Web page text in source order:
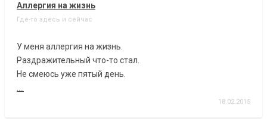
Аллергия на жизнь
Где-то здесь и сейчас
У меня аллергия на жизнь.
Раздражительный что-то стал.
Не смеюсь уже пятый день.
18.02.2015